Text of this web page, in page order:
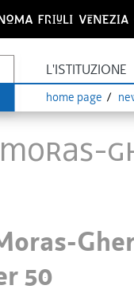
L'ISTITUZIONE
home page
50